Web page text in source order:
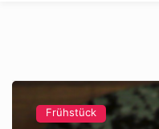
Frühstück